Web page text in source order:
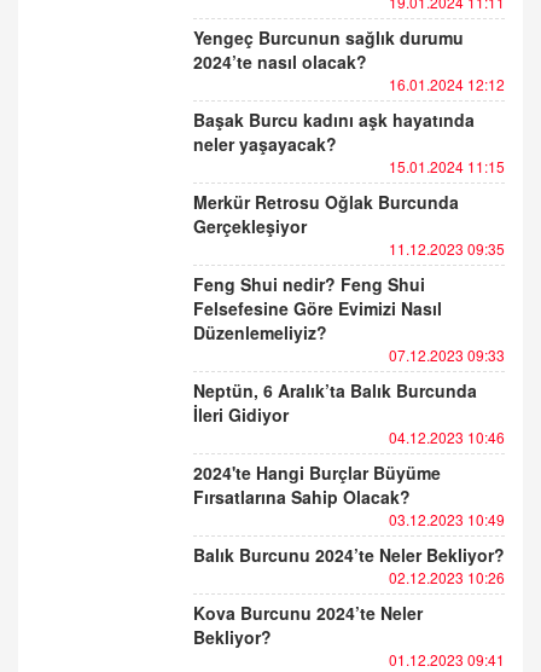
Yengeç Burcunun sağlık durumu
2024’te nasıl olacak?
16.01.2024 12:12
Başak Burcu kadını aşk hayatında
neler yaşayacak?
15.01.2024 11:15
Merkür Retrosu Oğlak Burcunda
Gerçekleşiyor
11.12.2023 09:35
Feng Shui nedir? Feng Shui
Felsefesine Göre Evimizi Nasıl
Düzenlemeliyiz?
07.12.2023 09:33
Neptün, 6 Aralık’ta Balık Burcunda
İleri Gidiyor
04.12.2023 10:46
2024'te Hangi Burçlar Büyüme
Fırsatlarına Sahip Olacak?
03.12.2023 10:49
Balık Burcunu 2024’te Neler Bekliyor?
02.12.2023 10:26
Kova Burcunu 2024’te Neler
Bekliyor?
01.12.2023 09:41